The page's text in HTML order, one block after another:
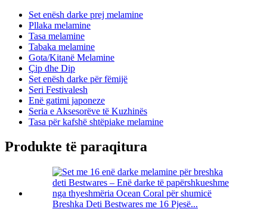
Set enësh darke prej melamine
Pllaka melamine
Tasa melamine
Tabaka melamine
Gota/Kitanë Melamine
Çip dhe Dip
Set enësh darke për fëmijë
Seri Festivalesh
Enë gatimi japoneze
Seria e Aksesorëve të Kuzhinës
Tasa për kafshë shtëpiake melamine
Produkte të paraqitura
Breshka Deti Bestwares me 16 Pjesë...